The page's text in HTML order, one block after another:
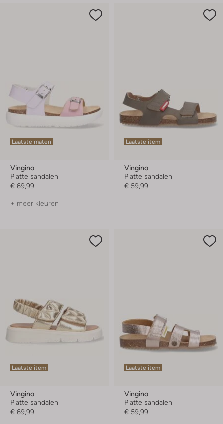
Laatste maten
Vingino
Platte sandalen
€ 69,99
+ meer kleuren
Laatste item
Vingino
Platte sandalen
€ 59,99
Laatste item
Vingino
Platte sandalen
€ 69,99
Laatste item
Vingino
Platte sandalen
€ 59,99